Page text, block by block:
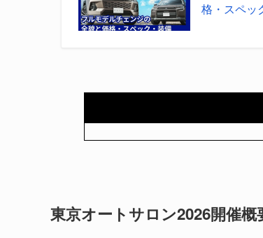
格・スペッ
東京オートサロン2026開催概